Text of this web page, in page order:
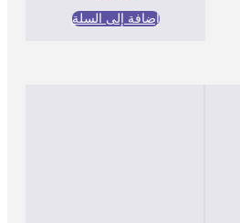
إضافة إلى السلة